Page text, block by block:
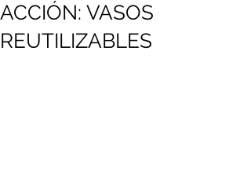
ACCIÓN: VASOS
REUTILIZABLES